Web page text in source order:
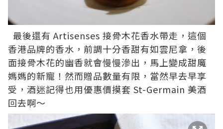
最後還有 Artisenses 接骨木花香水帶走，這個
香港品牌的香水，前調十分香甜有如雲尼拿，後
面接骨木花的幽香就會慢慢滲出，馬上變成甜魔
媽媽的新寵！然而贈品數量有限，當然早去早享
受，酒迷記得也用優惠價摸套 St-Germain 美酒
回去啊～